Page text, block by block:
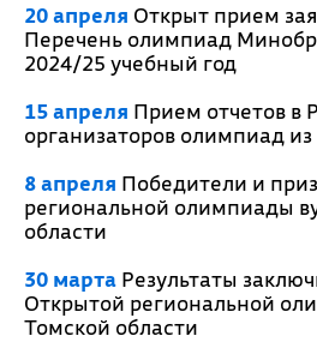
20 апреля Открыт прием
Перечень олимпиад
2024/25 учебный год
15 апреля Прием отчетов в
организаторов олимпиад
8 апреля Победители и
региональной олимпиады
области
30 мартаРезультаты
Открытой региональной
Томской области